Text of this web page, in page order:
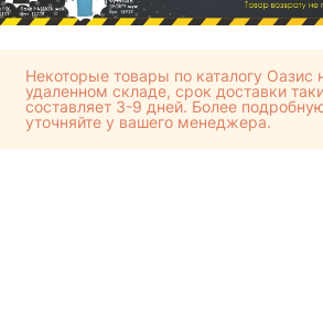
Некоторые товары по каталогу Оазис
удаленном складе, срок доставки
составляет 3-9 дней. Более
уточняйте у вашего менеджера.